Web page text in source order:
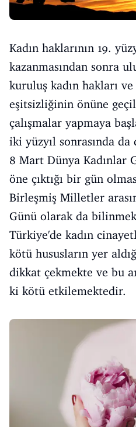
Kadın haklarının 19.
kazanmasından sonra
kuruluş kadın hakları
eşitsizliğinin önüne
çalışmalar yapmaya
iki yüzyıl sonrasında
8 Mart Dünya Kadınlar
öne çıktığı bir gün
Birleşmiş Milletler
Günü olarak da
Türkiye'de kadın
kötü hususların yer
dikkat çekmekte ve bu
ki kötü etkilemektedir.